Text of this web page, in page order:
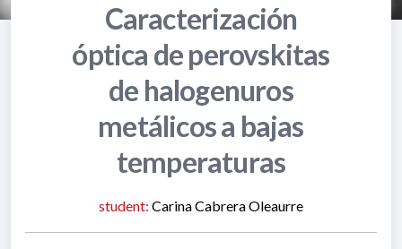
Caracterización
óptica de perovskitas
de halogenuros
metálicos a bajas
temperaturas
student: Carina Cabrera Oleaurre